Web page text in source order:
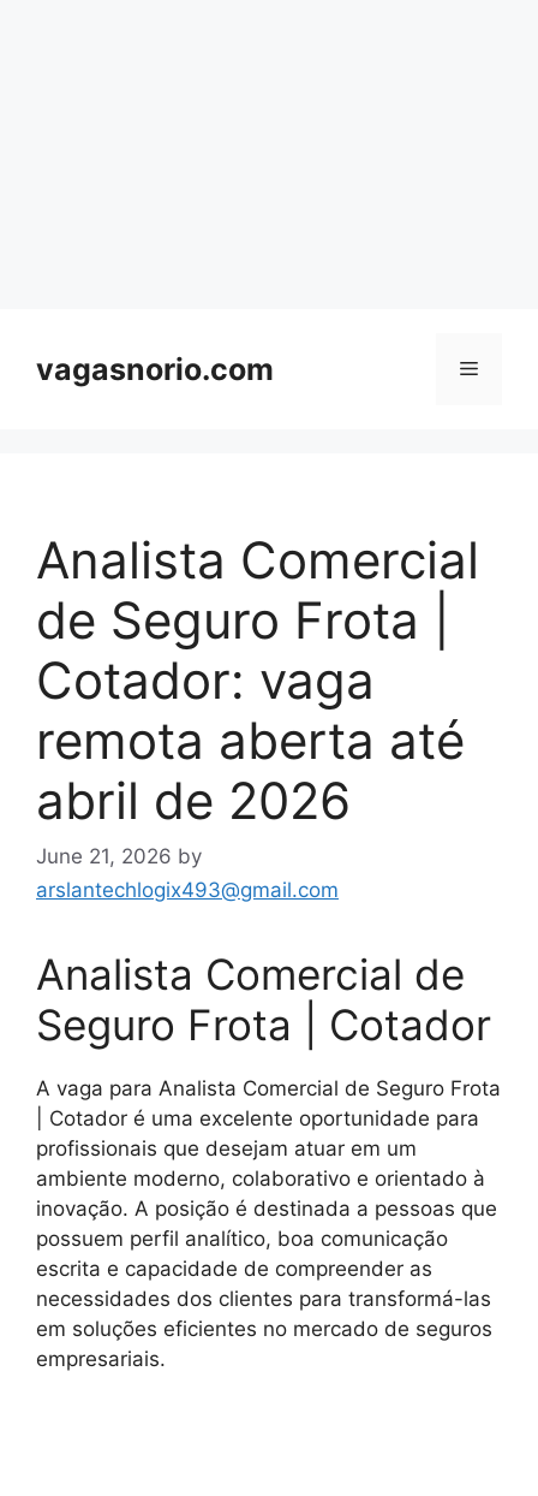
vagasnorio.com Menu
Analista Comercial
de Seguro Frota |
Cotador: vaga
remota aberta até
abril de 2026
June 21, 2026 by
arslantechlogix493@gmail.com
Analista Comercial de
Seguro Frota | Cotador
A vaga para Analista Comercial de Seguro Frota
| Cotador é uma excelente oportunidade para
profissionais que desejam atuar em um
ambiente moderno, colaborativo e orientado à
inovação. A posição é destinada a pessoas que
possuem perfil analítico, boa comunicação
escrita e capacidade de compreender as
necessidades dos clientes para transformá-las
em soluções eficientes no mercado de seguros
empresariais.